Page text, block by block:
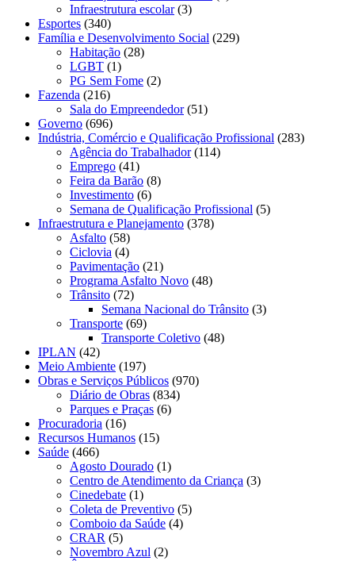
Infraestrutura escolar(3)
Esportes (340)
Família e Desenvolvimento Social (229)
Habitação (28)
LGBT (1)
PG Sem Fome (2)
Fazenda (216)
Sala do Empreendedor(51)
Governo (696)
Indústria, Comércio e Qualificação Profissional (283)
Agência do Trabalhador(114)
Emprego (41)
Feira da Barão (8)
Investimento (6)
Semana de Qualificação Profissional (5)
Infraestrutura e Planejamento (378)
Asfalto (58)
Ciclovia (4)
Pavimentação (21)
Programa Asfalto Novo (48)
Trânsito (72)
Semana Nacional do Trânsito (3)
Transporte (69)
Transporte Coletivo (48)
IPLAN (42)
Meio Ambiente (197)
Obras e Serviços Públicos (970)
Diário de Obras (834)
Parques e Praças (6)
Procuradoria (16)
Recursos Humanos (15)
Saúde (466)
Agosto Dourado (1)
Centro de Atendimento da Criança (3)
Cinedebate (1)
Coleta de Preventivo (5)
Comboio da Saúde (4)
CRAR (5)
Novembro Azul (2)